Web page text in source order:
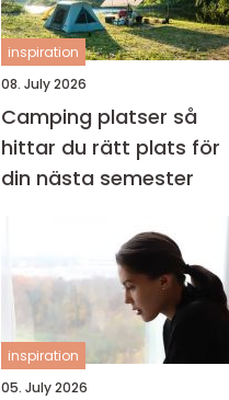
inspiration
08. July 2026
Camping platser så
hittar du rätt plats för
din nästa semester
inspiration
05. July 2026